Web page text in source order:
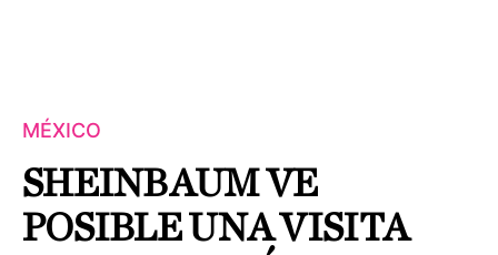
MÉXICO
SHEINBAUM VE
POSIBLE UNA VISITA